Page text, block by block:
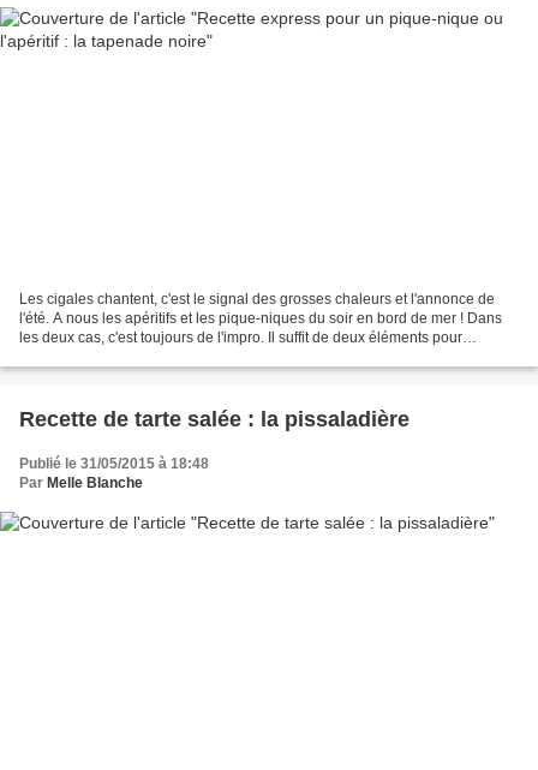
Les cigales chantent, c'est le signal des grosses chaleurs et l'annonce de
l'été. A nous les apéritifs et les pique-niques du soir en bord de mer ! Dans
les deux cas, c'est toujours de l'impro. Il suffit de deux éléments pour
Recette de tarte salée : la pissaladière
Publié le 31/05/2015 à 18:48
Par Melle Blanche